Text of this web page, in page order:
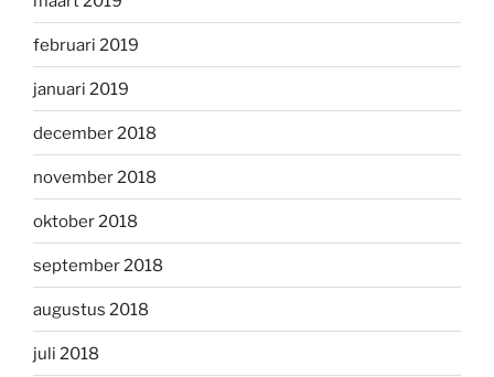
februari 2019
januari 2019
december 2018
november 2018
oktober 2018
september 2018
augustus 2018
juli 2018